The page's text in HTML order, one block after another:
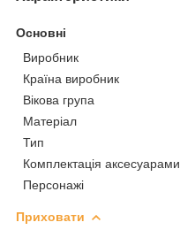
Основні
Виробник
Країна виробник
Вікова група
Матеріал
Тип
Комплектація аксесуарами
Персонажі
Приховати